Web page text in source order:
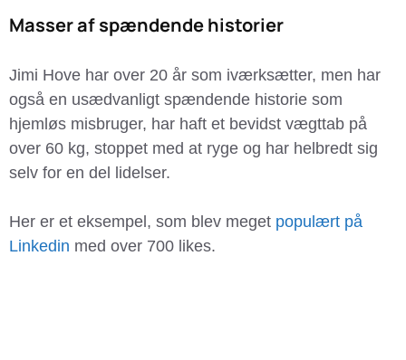
Masser af spændende historier
Jimi Hove har over 20 år som iværksætter, men har
også en usædvanligt spændende historie som
hjemløs misbruger, har haft et bevidst vægttab på
over 60 kg, stoppet med at ryge og har helbredt sig
selv for en del lidelser.
Her er et eksempel, som blev meget populært på
Linkedin med over 700 likes.